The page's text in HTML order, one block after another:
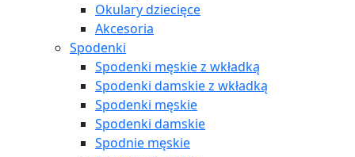
Okulary dziecięce
Akcesoria
Spodenki
Spodenki męskie z wkładką
Spodenki damskie z wkładką
Spodenki męskie
Spodenki damskie
Spodnie męskie